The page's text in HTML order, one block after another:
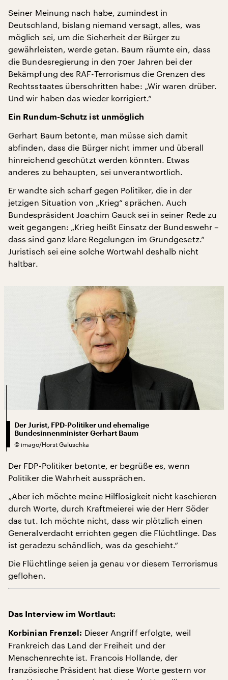
Seiner Meinung nach habe, zumindest in
Deutschland, bislang niemand versagt, alles, was
möglich sei, um die Sicherheit der Bürger zu
gewährleisten, werde getan. Baum räumte ein, dass
die Bundesregierung in den 70er Jahren bei der
Bekämpfung des RAF-Terrorismus die Grenzen des
Rechtsstaates überschritten habe: „Wir waren drüber.
Und wir haben das wieder korrigiert.“
Ein Rundum-Schutz ist unmöglich
Gerhart Baum betonte, man müsse sich damit
abfinden, dass die Bürger nicht immer und überall
hinreichend geschützt werden könnten. Etwas
anderes zu behaupten, sei unverantwortlich.
Er wandte sich scharf gegen Politiker, die in der
jetzigen Situation von „Krieg“ sprächen. Auch
Bundespräsident Joachim Gauck sei in seiner Rede zu
weit gegangen: „Krieg heißt Einsatz der Bundeswehr –
dass sind ganz klare Regelungen im Grundgesetz.“
Juristisch sei eine solche Wortwahl deshalb nicht
haltbar.
Der Jurist, FPD-Politiker und ehemalige
Bundesinnenminister Gerhart Baum
© imago/Horst Galuschka
Der FDP-Politiker betonte, er begrüße es, wenn
Politiker die Wahrheit aussprächen.
„Aber ich möchte meine Hilflosigkeit nicht kaschieren
durch Worte, durch Kraftmeierei wie der Herr Söder
das tut. Ich möchte nicht, dass wir plötzlich einen
Generalverdacht errichten gegen die Flüchtlinge. Das
ist geradezu schändlich, was da geschieht.“
Die Flüchtlinge seien ja genau vor diesem Terrorismus
geflohen.
Das Interview im Wortlaut:
Korbinian Frenzel: Dieser Angriff erfolgte, weil
Frankreich das Land der Freiheit und der
Menschenrechte ist. Francois Hollande, der
französische Präsident hat diese Worte gestern vor